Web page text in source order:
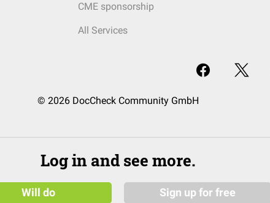
CME sponsorship
All Services
© 2026 DocCheck Community GmbH
Log in and see more.
Will do Sign up for free